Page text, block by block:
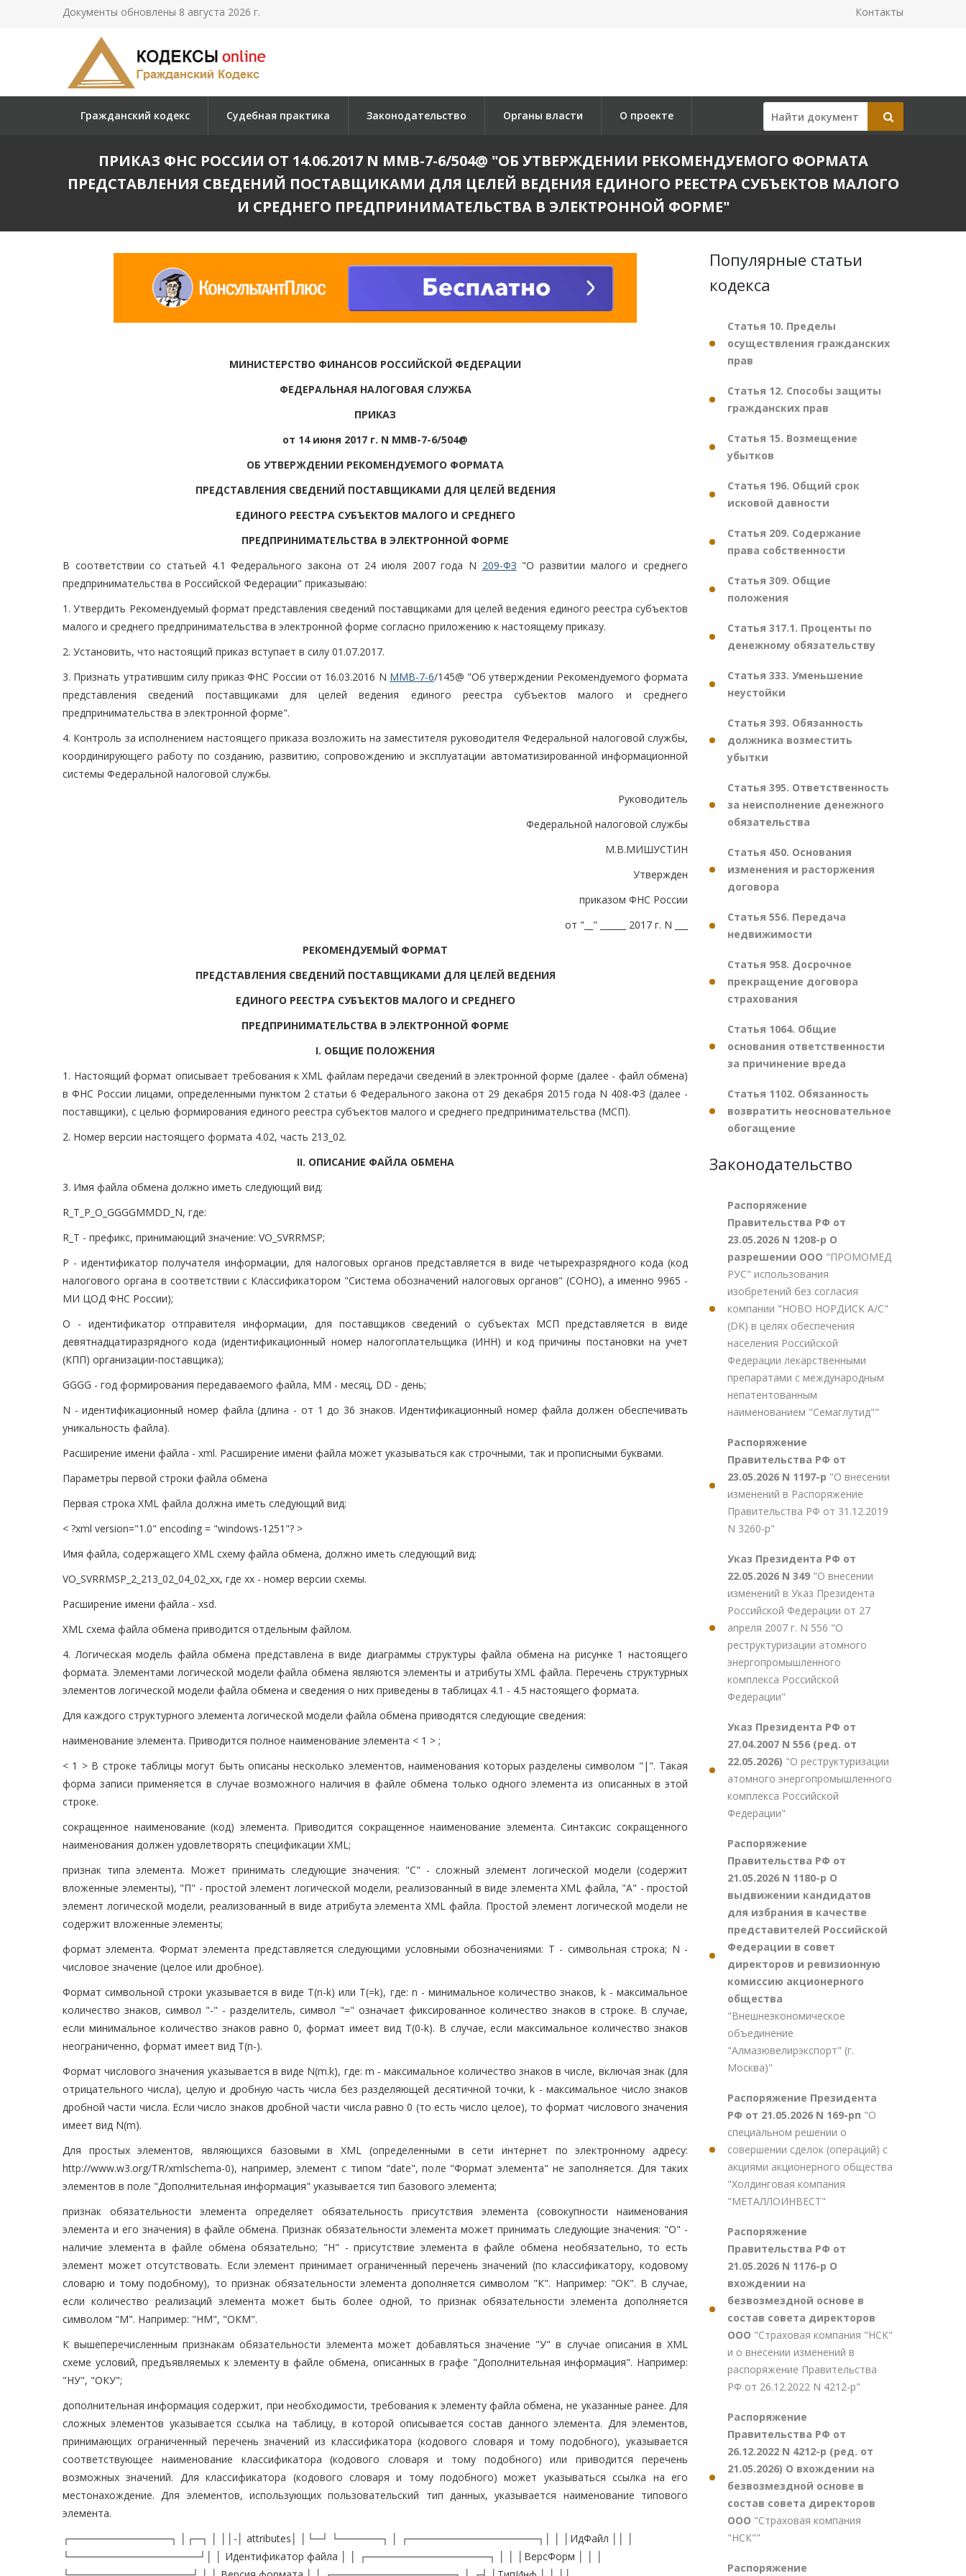
Документы обновлены 8 августа 2026 г. Контакты
Гражданский кодекс Судебная практика Законодательство Органы власти О проекте
ПРИКАЗ ФНС РОССИИ ОТ 14.06.2017 N ММВ-7-6/504@ "ОБ УТВЕРЖДЕНИИ РЕКОМЕНДУЕМОГО ФОРМАТА
ПРЕДСТАВЛЕНИЯ СВЕДЕНИЙ ПОСТАВЩИКАМИ ДЛЯ ЦЕЛЕЙ ВЕДЕНИЯ ЕДИНОГО РЕЕСТРА СУБЪЕКТОВ МАЛОГО
И СРЕДНЕГО ПРЕДПРИНИМАТЕЛЬСТВА В ЭЛЕКТРОННОЙ ФОРМЕ"
МИНИСТЕРСТВО ФИНАНСОВ РОССИЙСКОЙ ФЕДЕРАЦИИ
ФЕДЕРАЛЬНАЯ НАЛОГОВАЯ СЛУЖБА
ПРИКАЗ
от 14 июня 2017 г. N ММВ-7-6/504@
ОБ УТВЕРЖДЕНИИ РЕКОМЕНДУЕМОГО ФОРМАТА
ПРЕДСТАВЛЕНИЯ СВЕДЕНИЙ ПОСТАВЩИКАМИ ДЛЯ ЦЕЛЕЙ ВЕДЕНИЯ
ЕДИНОГО РЕЕСТРА СУБЪЕКТОВ МАЛОГО И СРЕДНЕГО
ПРЕДПРИНИМАТЕЛЬСТВА В ЭЛЕКТРОННОЙ ФОРМЕ
В соответствии со статьей 4.1 Федерального закона от 24 июля 2007 года N 209-ФЗ "О развитии малого и среднего
предпринимательства в Российской Федерации" приказываю:
1. Утвердить Рекомендуемый формат представления сведений поставщиками для целей ведения единого реестра субъектов
малого и среднего предпринимательства в электронной форме согласно приложению к настоящему приказу.
2. Установить, что настоящий приказ вступает в силу 01.07.2017.
3. Признать утратившим силу приказ ФНС России от 16.03.2016 N ММВ-7-6/145@ "Об утверждении Рекомендуемого формата
представления сведений поставщиками для целей ведения единого реестра субъектов малого и среднего
предпринимательства в электронной форме".
4. Контроль за исполнением настоящего приказа возложить на заместителя руководителя Федеральной налоговой службы,
координирующего работу по созданию, развитию, сопровождению и эксплуатации автоматизированной информационной
системы Федеральной налоговой службы.
Руководитель
Федеральной налоговой службы
М.В.МИШУСТИН
Утвержден
приказом ФНС России
от "__" ______ 2017 г. N ___
РЕКОМЕНДУЕМЫЙ ФОРМАТ
ПРЕДСТАВЛЕНИЯ СВЕДЕНИЙ ПОСТАВЩИКАМИ ДЛЯ ЦЕЛЕЙ ВЕДЕНИЯ
ЕДИНОГО РЕЕСТРА СУБЪЕКТОВ МАЛОГО И СРЕДНЕГО
ПРЕДПРИНИМАТЕЛЬСТВА В ЭЛЕКТРОННОЙ ФОРМЕ
I. ОБЩИЕ ПОЛОЖЕНИЯ
1. Настоящий формат описывает требования к XML файлам передачи сведений в электронной форме (далее - файл обмена)
в ФНС России лицами, определенными пунктом 2 статьи 6 Федерального закона от 29 декабря 2015 года N 408-ФЗ (далее -
поставщики), с целью формирования единого реестра субъектов малого и среднего предпринимательства (МСП).
2. Номер версии настоящего формата 4.02, часть 213_02.
II. ОПИСАНИЕ ФАЙЛА ОБМЕНА
3. Имя файла обмена должно иметь следующий вид:
R_T_P_O_GGGGMMDD_N, где:
R_T - префикс, принимающий значение: VO_SVRRMSP;
P - идентификатор получателя информации, для налоговых органов представляется в виде четырехразрядного кода (код
налогового органа в соответствии с Классификатором "Система обозначений налоговых органов" (СОНО), а именно 9965 -
МИ ЦОД ФНС России);
O - идентификатор отправителя информации, для поставщиков сведений о субъектах МСП представляется в виде
девятнадцатиразрядного кода (идентификационный номер налогоплательщика (ИНН) и код причины постановки на учет
(КПП) организации-поставщика);
GGGG - год формирования передаваемого файла, MM - месяц, DD - день;
N - идентификационный номер файла (длина - от 1 до 36 знаков. Идентификационный номер файла должен обеспечивать
уникальность файла).
Расширение имени файла - xml. Расширение имени файла может указываться как строчными, так и прописными буквами.
Параметры первой строки файла обмена
Первая строка XML файла должна иметь следующий вид:
< ?xml version="1.0" encoding = "windows-1251"? >
Имя файла, содержащего XML схему файла обмена, должно иметь следующий вид:
VO_SVRRMSP_2_213_02_04_02_xx, где xx - номер версии схемы.
Расширение имени файла - xsd.
XML схема файла обмена приводится отдельным файлом.
4. Логическая модель файла обмена представлена в виде диаграммы структуры файла обмена на рисунке 1 настоящего
формата. Элементами логической модели файла обмена являются элементы и атрибуты XML файла. Перечень структурных
элементов логической модели файла обмена и сведения о них приведены в таблицах 4.1 - 4.5 настоящего формата.
Для каждого структурного элемента логической модели файла обмена приводятся следующие сведения:
наименование элемента. Приводится полное наименование элемента < 1 > ;
< 1 > В строке таблицы могут быть описаны несколько элементов, наименования которых разделены символом "|". Такая
форма записи применяется в случае возможного наличия в файле обмена только одного элемента из описанных в этой
строке.
сокращенное наименование (код) элемента. Приводится сокращенное наименование элемента. Синтаксис сокращенного
наименования должен удовлетворять спецификации XML;
признак типа элемента. Может принимать следующие значения: "С" - сложный элемент логической модели (содержит
вложенные элементы), "П" - простой элемент логической модели, реализованный в виде элемента XML файла, "А" - простой
элемент логической модели, реализованный в виде атрибута элемента XML файла. Простой элемент логической модели не
содержит вложенные элементы;
формат элемента. Формат элемента представляется следующими условными обозначениями: T - символьная строка; N -
числовое значение (целое или дробное).
Формат символьной строки указывается в виде T(n-k) или T(=k), где: n - минимальное количество знаков, k - максимальное
количество знаков, символ "-" - разделитель, символ "=" означает фиксированное количество знаков в строке. В случае,
если минимальное количество знаков равно 0, формат имеет вид T(0-k). В случае, если максимальное количество знаков
неограниченно, формат имеет вид T(n-).
Формат числового значения указывается в виде N(m.k), где: m - максимальное количество знаков в числе, включая знак (для
отрицательного числа), целую и дробную часть числа без разделяющей десятичной точки, k - максимальное число знаков
дробной части числа. Если число знаков дробной части числа равно 0 (то есть число целое), то формат числового значения
имеет вид N(m).
Для простых элементов, являющихся базовыми в XML (определенными в сети интернет по электронному адресу:
http://www.w3.org/TR/xmlschema-0), например, элемент с типом "date", поле "Формат элемента" не заполняется. Для таких
элементов в поле "Дополнительная информация" указывается тип базового элемента;
признак обязательности элемента определяет обязательность присутствия элемента (совокупности наименования
элемента и его значения) в файле обмена. Признак обязательности элемента может принимать следующие значения: "О" -
наличие элемента в файле обмена обязательно; "Н" - присутствие элемента в файле обмена необязательно, то есть
элемент может отсутствовать. Если элемент принимает ограниченный перечень значений (по классификатору, кодовому
словарю и тому подобному), то признак обязательности элемента дополняется символом "К". Например: "ОК". В случае,
если количество реализаций элемента может быть более одной, то признак обязательности элемента дополняется
символом "М". Например: "НМ", "ОКМ".
К вышеперечисленным признакам обязательности элемента может добавляться значение "У" в случае описания в XML
схеме условий, предъявляемых к элементу в файле обмена, описанных в графе "Дополнительная информация". Например:
"НУ", "ОКУ";
дополнительная информация содержит, при необходимости, требования к элементу файла обмена, не указанные ранее. Для
сложных элементов указывается ссылка на таблицу, в которой описывается состав данного элемента. Для элементов,
принимающих ограниченный перечень значений из классификатора (кодового словаря и тому подобного), указывается
соответствующее наименование классификатора (кодового словаря и тому подобного) или приводится перечень
возможных значений. Для классификатора (кодового словаря и тому подобного) может указываться ссылка на его
местонахождение. Для элементов, использующих пользовательский тип данных, указывается наименование типового
элемента.
┌──────────────┐ │┌─┐ │ ││-│ attributes│ │└─┘ └──────┐ │ ┌──────────────────┐│ │ │ИдФайл ││ │
└──────────────────┘│ │ Идентификатор файла │ │ ┌─────────────────┐ │ │ │ВерсФорм │ │ │
Популярные статьи
кодекса
Статья 10. Пределы
осуществления гражданских
прав
Статья 12. Способы защиты
гражданских прав
Статья 15. Возмещение
убытков
Статья 196. Общий срок
исковой давности
Статья 209. Содержание
права собственности
Статья 309. Общие
положения
Статья 317.1. Проценты по
денежному обязательству
Статья 333. Уменьшение
неустойки
Статья 393. Обязанность
должника возместить
убытки
Статья 395. Ответственность
за неисполнение денежного
обязательства
Статья 450. Основания
изменения и расторжения
договора
Статья 556. Передача
недвижимости
Статья 958. Досрочное
прекращение договора
страхования
Статья 1064. Общие
основания ответственности
за причинение вреда
Статья 1102. Обязанность
возвратить неосновательное
обогащение
Законодательство
Распоряжение
Правительства РФ от
23.05.2026 N 1208-р О
разрешении ООО "ПРОМОМЕД
РУС" использования
изобретений без согласия
компании "НОВО НОРДИСК А/С"
(DK) в целях обеспечения
населения Российской
Федерации лекарственными
препаратами с международным
непатентованным
наименованием "Семаглутид""
Распоряжение
Правительства РФ от
23.05.2026 N 1197-р "О внесении
изменений в Распоряжение
Правительства РФ от 31.12.2019
N 3260-р"
Указ Президента РФ от
22.05.2026 N 349 "О внесении
изменений в Указ Президента
Российской Федерации от 27
апреля 2007 г. N 556 "О
реструктуризации атомного
энергопромышленного
комплекса Российской
Федерации"
Указ Президента РФ от
27.04.2007 N 556 (ред. от
22.05.2026) "О реструктуризации
атомного энергопромышленного
комплекса Российской
Федерации"
Распоряжение
Правительства РФ от
21.05.2026 N 1180-р О
выдвижении кандидатов
для избрания в качестве
представителей Российской
Федерации в совет
директоров и ревизионную
комиссию акционерного
общества
"Внешнеэкономическое
объединение
"Алмазювелирэкспорт" (г.
Москва)"
Распоряжение Президента
РФ от 21.05.2026 N 169-рп "О
специальном решении о
совершении сделок (операций) с
акциями акционерного общества
"Холдинговая компания
"МЕТАЛЛОИНВЕСТ"
Распоряжение
Правительства РФ от
21.05.2026 N 1176-р О
вхождении на
безвозмездной основе в
состав совета директоров
ООО "Страховая компания "НСК"
и о внесении изменений в
распоряжение Правительства
РФ от 26.12.2022 N 4212-р"
Распоряжение
Правительства РФ от
26.12.2022 N 4212-р (ред. от
21.05.2026) О вхождении на
безвозмездной основе в
состав совета директоров
ООО "Страховая компания
"НСК""
Распоряжение